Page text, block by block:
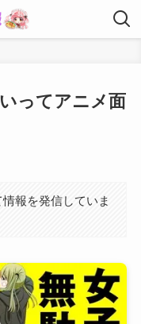
ってアニメ面
報を発信していま